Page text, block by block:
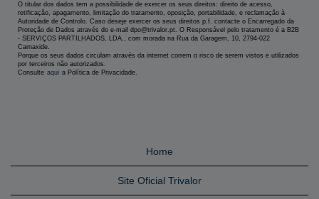
O titular dos dados tem a possibilidade de exercer os seus direitos: direito de acesso,
retificação, apagamento, limitação do tratamento, oposição, portabilidade, e reclamação à
Autoridade de Controlo. Caso deseje exercer os seus direitos p.f. contacte o Encarregado da
Proteção de Dados através do e-mail dpo@trivalor.pt. O Responsável pelo tratamento é a B2B
- SERVIÇOS PARTILHADOS, LDA., com morada na Rua da Garagem, 10, 2794-022
Carnaxide.
Porque os seus dados circulam através da internet correm o risco de serem vistos e utilizados
por terceiros não autorizados.
Consulte aqui a Política de Privacidade.
Home
Site Oficial Trivalor